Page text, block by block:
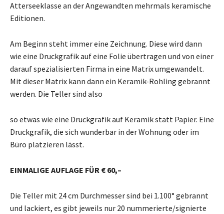
Atterseeklasse an der Angewandten mehrmals keramische
Editionen.
Am Beginn steht immer eine Zeichnung. Diese wird dann
wie eine Druckgrafik auf eine Folie übertragen und von einer
darauf spezialisierten Firma in eine Matrix umgewandelt.
Mit dieser Matrix kann dann ein Keramik-Rohling gebrannt
werden. Die Teller sind also
so etwas wie eine Druckgrafik auf Keramik statt Papier. Eine
Druckgrafik, die sich wunderbar in der Wohnung oder im
Büro platzieren lässt.
EINMALIGE AUFLAGE FÜR € 60,–
Die Teller mit 24 cm Durchmesser sind bei 1.100° gebrannt
und lackiert, es gibt jeweils nur 20 nummerierte/signierte